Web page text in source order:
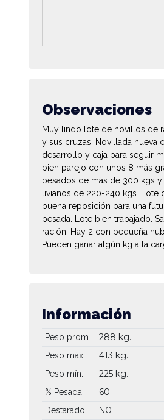
Observaciones
Muy lindo lote de novillos de
y sus cruzas. Novillada nueva
desarrollo y caja para seguir
bien parejo con unos 8 más
pesados de más de 300 kgs y
livianos de 220-240 kgs. Lote
buena reposición para una
pesada. Lote bien trabajado.
ración. Hay 2 con pequeña
Pueden ganar algún kg a la
Información
Peso prom. 288 kg.
Peso máx. 413 kg.
Peso mín. 225 kg.
% Pesada 60
Destarado NO